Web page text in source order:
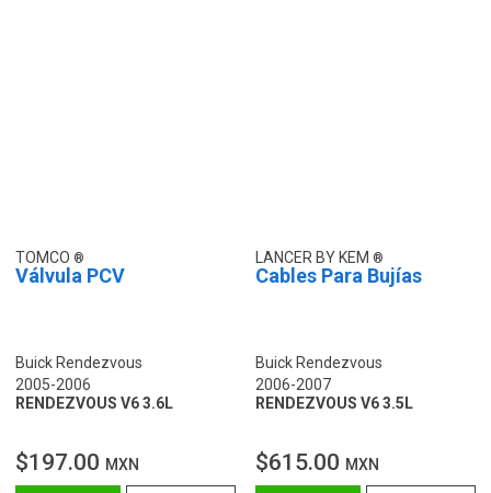
TOMCO
Válvula PCV
Buick Rendezvous
2005-2006
RENDEZVOUS V6 3.6L
$197.00 MXN
LANCER BY KEM
Cables Para Bujías
Buick Rendezvous
2006-2007
RENDEZVOUS V6 3.5L
$615.00 MXN